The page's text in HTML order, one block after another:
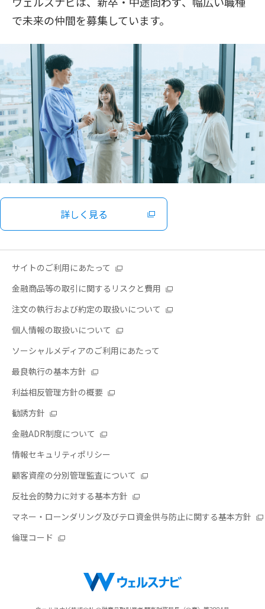
で未来の仲間を募集しています。
詳しく見る
サイトのご利用にあたって
金融商品等の取引に関するリスクと費用
注文の執行および約定の取扱いについて
個人情報の取扱いについて
ソーシャルメディアのご利用にあたって
最良執行の基本方針
利益相反管理方針の概要
勧誘方針
金融ADR制度について
情報セキュリティポリシー
顧客資産の分別管理監査について
反社会的勢力に対する基本方針
マネー・ローンダリング及びテロ資金供与防止に関する基本方針
倫理コード